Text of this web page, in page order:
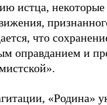
истца, некоторые
что
оправданием и
«Родина»